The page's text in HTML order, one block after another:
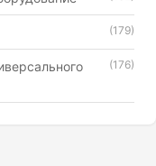
(179)
(176)